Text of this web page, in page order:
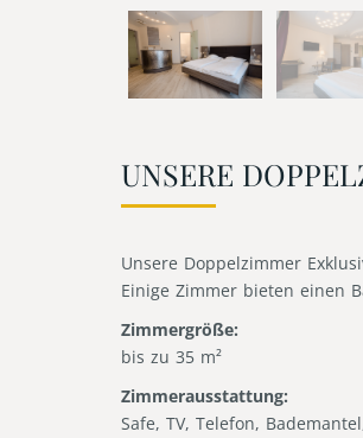
UNSERE
Unsere Doppelzimmer
Einige Zimmer bieten einen
Zimmergröße:
bis zu 35 m²
Zimmerausstattung:
Safe, TV, Telefon,